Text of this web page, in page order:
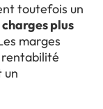
toutefois un
charges plus
marges
rentabilité
un